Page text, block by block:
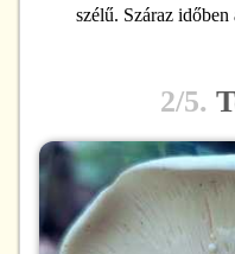
szélű. Száraz
2/5.